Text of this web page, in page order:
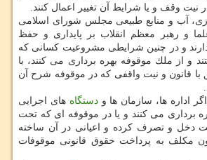
نیت وقف و یا شرایط آن تغییر اعمال كنند.
آب و منابع طبیعی مجلس شورای اسلامی
و رهبر معظم انقلاب بر پایداری و حفظ
و در چنین شرایطی مشروعیت كسانی كه
و از ملك موقوفه بهره برداری می كنند، با
با قانون و نیت واقفی كه در موقوفه شرح آن
اداره ها، سازمان ها ودستگاه های اجرایی
برداری می كنند و یا در موقوفه ای كه تحت
دخل و تصرف كرده و اعیانی در آن ساخته
مكلف به پرداخت حقوق قانونی موقوفات